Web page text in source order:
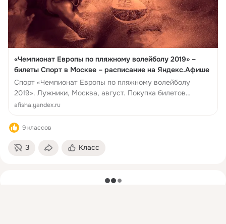
«Чемпионат Европы по пляжному волейболу 2019» –
билеты Спорт в Москве – расписание на Яндекс.Афише
Спорт «Чемпионат Европы по пляжному волейболу
2019». Лужники, Москва, август. Покупка билетов
онлайн. Описание, фото, похожие мероприятия.
afisha.yandex.ru
9 классов
3 Класс